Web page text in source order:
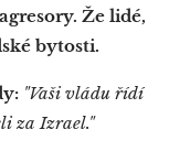
Že lidé,
bytosti.
"Vaši vládu řídí
za Izrael."